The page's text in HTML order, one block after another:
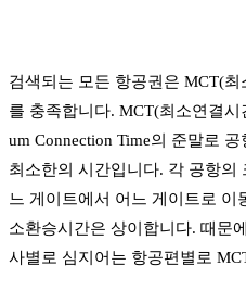
검색되는 모든 항공권은 MCT(
를 충족합니다. MCT(최소연결
um Connection Time의 준말로
최소한의 시간입니다. 각 공항의
느 게이트에서 어느 게이트로 이
소환승시간은 상이합니다. 때문
사별로 심지어는 항공편별로